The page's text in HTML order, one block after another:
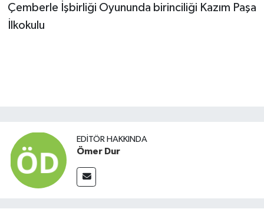
Çemberle İşbirliği Oyununda birinciliği Kazım Paşa
İlkokulu
EDITÖR HAKKINDA
Ömer Dur